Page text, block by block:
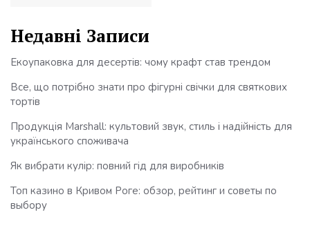
Недавні Записи
Екоупаковка для десертів: чому крафт став трендом
Все, що потрібно знати про фігурні свічки для святкових
тортів
Продукція Marshall: культовий звук, стиль і надійність для
українського споживача
Як вибрати кулір: повний гід для виробників
Топ казино в Кривом Роге: обзор, рейтинг и советы по
выбору